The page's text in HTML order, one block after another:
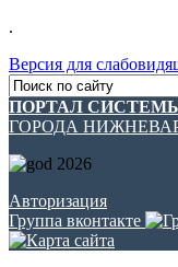
.
Версия для
ПОРТАЛ
ГОРОДА
Авторизация
Группа вконтакте